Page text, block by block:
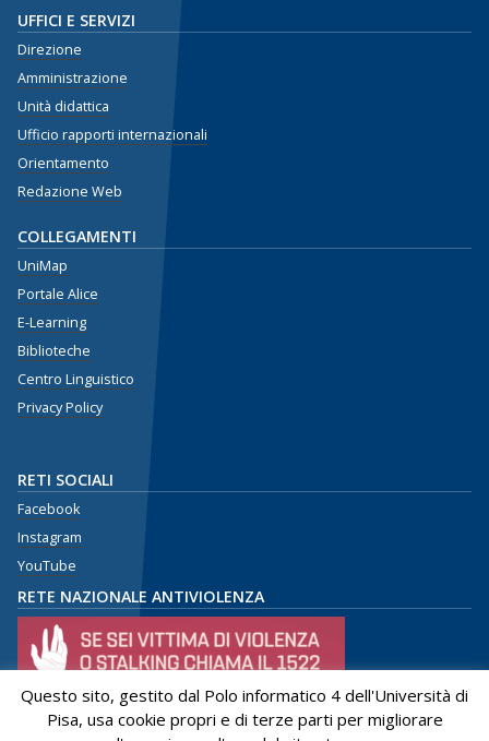
UFFICI E SERVIZI
Direzione
Amministrazione
Unità didattica
Ufficio rapporti internazionali
Orientamento
Redazione Web
COLLEGAMENTI
UniMap
Portale Alice
E-Learning
Biblioteche
Centro Linguistico
Privacy Policy
RETI SOCIALI
Facebook
Instagram
YouTube
RETE NAZIONALE ANTIVIOLENZA
Questo sito, gestito dal Polo informatico 4 dell'Università di
Pisa, usa cookie propri e di terze parti per migliorare